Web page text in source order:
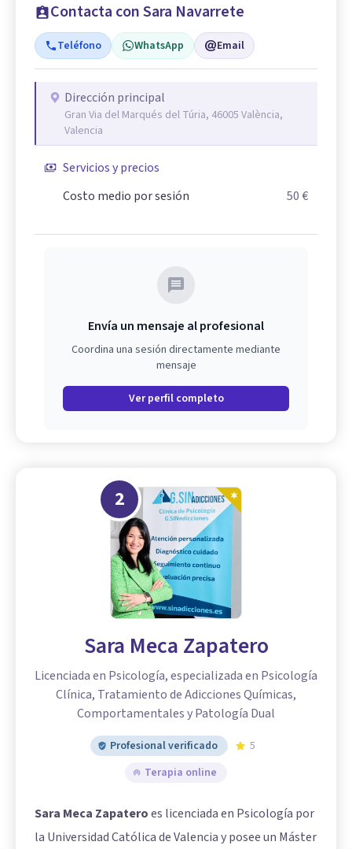
Contacta con Sara Navarrete
Teléfono WhatsApp Email
Dirección principal
Gran Via del Marqués del Túria, 46005 València,
Valencia
Servicios y precios
Costo medio por sesión
50 €
Envía un mensaje al profesional
Coordina una sesión directamente mediante
mensaje
Ver perfil completo
2
Sara Meca Zapatero
Licenciada en Psicología, especializada en Psicología
Clínica, Tratamiento de Adicciones Químicas,
Comportamentales y Patología Dual
Profesional verificado
5
Terapia online
Sara Meca Zapateroes licenciada en Psicología por
la Universidad Católica de Valencia y posee un Máster